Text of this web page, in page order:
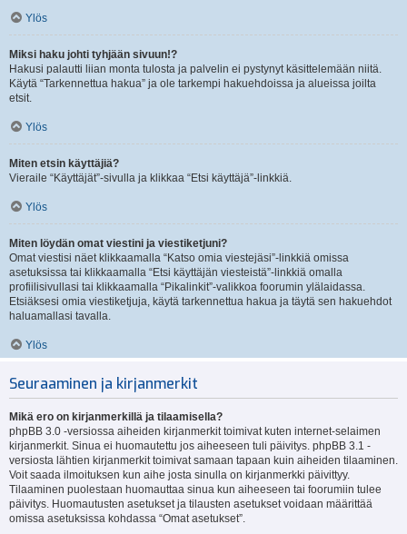
Ylös
Miksi haku johti tyhjään sivuun!?
Hakusi palautti liian monta tulosta ja palvelin ei pystynyt käsittelemään niitä.
Käytä “Tarkennettua hakua” ja ole tarkempi hakuehdoissa ja alueissa joilta
etsit.
Ylös
Miten etsin käyttäjiä?
Vieraile “Käyttäjät”-sivulla ja klikkaa “Etsi käyttäjä”-linkkiä.
Ylös
Miten löydän omat viestini ja viestiketjuni?
Omat viestisi näet klikkaamalla “Katso omia viestejäsi”-linkkiä omissa
asetuksissa tai klikkaamalla “Etsi käyttäjän viesteistä”-linkkiä omalla
profiilisivullasi tai klikkaamalla “Pikalinkit”-valikkoa foorumin ylälaidassa.
Etsiäksesi omia viestiketjuja, käytä tarkennettua hakua ja täytä sen hakuehdot
haluamallasi tavalla.
Ylös
Seuraaminen ja kirjanmerkit
Mikä ero on kirjanmerkillä ja tilaamisella?
phpBB 3.0 -versiossa aiheiden kirjanmerkit toimivat kuten internet-selaimen
kirjanmerkit. Sinua ei huomautettu jos aiheeseen tuli päivitys. phpBB 3.1 -
versiosta lähtien kirjanmerkit toimivat samaan tapaan kuin aiheiden tilaaminen.
Voit saada ilmoituksen kun aihe josta sinulla on kirjanmerkki päivittyy.
Tilaaminen puolestaan huomauttaa sinua kun aiheeseen tai foorumiin tulee
päivitys. Huomautusten asetukset ja tilausten asetukset voidaan määrittää
omissa asetuksissa kohdassa “Omat asetukset”.